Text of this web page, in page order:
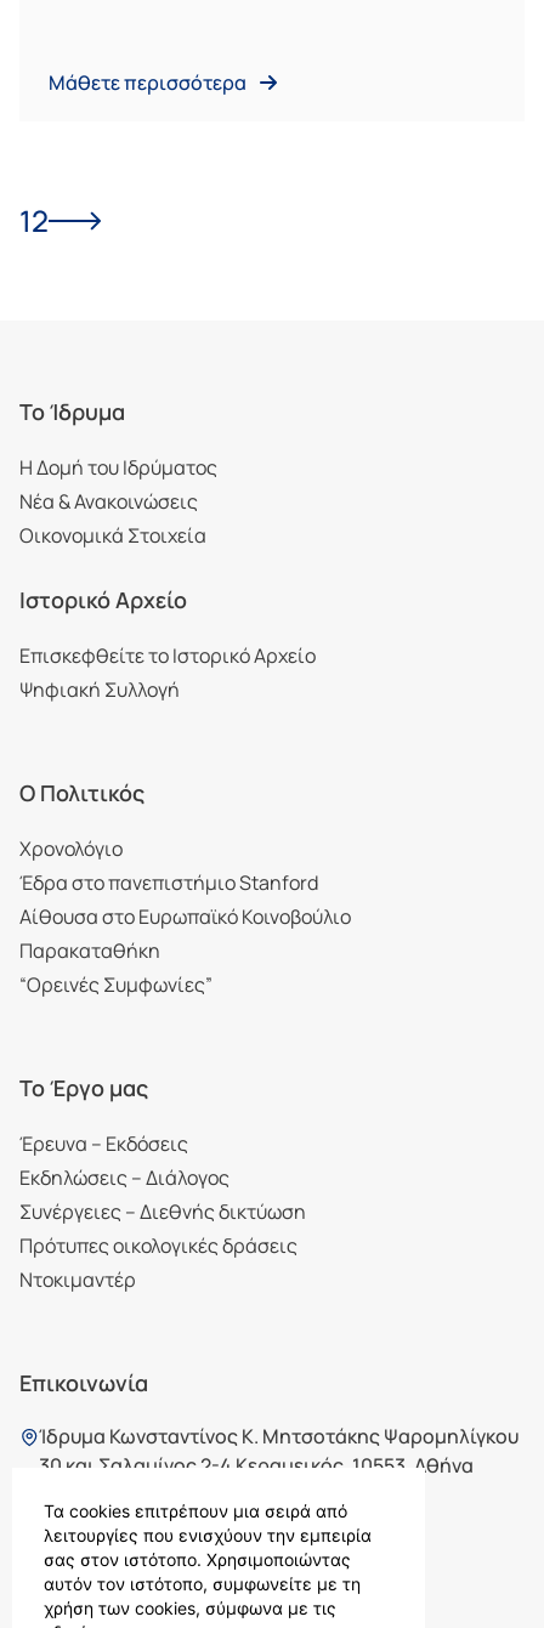
Μάθετε περισσότερα
12
Το Ίδρυμα
Η Δομή του Ιδρύματος
Νέα & Ανακοινώσεις
Οικονομικά Στοιχεία
Ιστορικό Αρχείο
Επισκεφθείτε το Ιστορικό Αρχείο
Ψηφιακή Συλλογή
Ο Πολιτικός
Χρονολόγιο
Έδρα στο πανεπιστήμιο Stanford
Αίθουσα στο Ευρωπαϊκό Κοινοβούλιο
Παρακαταθήκη
“Ορεινές Συμφωνίες”
Το Έργο μας
Έρευνα – Εκδόσεις
Εκδηλώσεις – Διάλογος
Συνέργειες – Διεθνής δικτύωση
Πρότυπες οικολογικές δράσεις
Ντοκιμαντέρ
Επικοινωνία
Ίδρυμα Κωνσταντίνος Κ. Μητσοτάκης Ψαρομηλίγκου
30 και Σαλαμίνος 2-4 Κεραμεικός, 10553, Αθήνα
ikm@ikm.gr
Τα cookies επιτρέπουν μια σειρά από
λειτουργίες που ενισχύουν την εμπειρία
σας στον ιστότοπο. Χρησιμοποιώντας
αυτόν τον ιστότοπο, συμφωνείτε με τη
χρήση των cookies, σύμφωνα με τις